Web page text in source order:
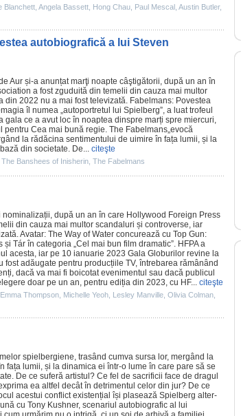
Blanchett Angela Bassett Hong Chau Paul Mescal Austin Butler,
autobiografică a lui Steven
Aur și-a anunțat marţi noapte câştigătorii, după un an în
a fost zguduită din temelii din cauza mai multor
din 2022 nu a mai fost televizată. Fabelmans: Povestea
îl numea „autoportretul lui Spielberg”, a luat trofeul
gala ce a avut loc în noaptea dinspre marți spre miercuri,
pentru Cea mai bună regie. The Fabelmans„evocă
la rădăcina sentimentului de uimire în fața lumii, și la
din societate. De... citeşte
The Banshees of Inisherin The Fabelmans
după un an în care Hollywood Foreign Press
din cauza mai multor scandaluri și controverse, iar
Avatar: The Way of Water concurează cu Top Gun:
și Tár în categoria „Cel mai bun film dramatic”. HFPA a
acesta, iar pe 10 ianuarie 2023 Gala Globurilor revine la
fost adăugate pentru producțiile TV, întrebarea rămânând
dacă va mai fi boicotat evenimentul sau dacă publicul
doar pe un an, pentru ediția din 2023, cu HF... citeşte
Emma Thompson Michelle Yeoh Lesley Manville Olivia Colman
spielbergiene, trasând cumva sursa lor, mergând la
fața lumii, și la dinamica ei într-o lume în care pare să se
De ce suferă artistul? Ce fel de sacrificii face de dragul
ea altfel decât în detrimentul celor din jur? De ce
acestui conflict existențial își plasează Spielberg alter-
cu Tony Kushner, scenariul autobiografic al lui